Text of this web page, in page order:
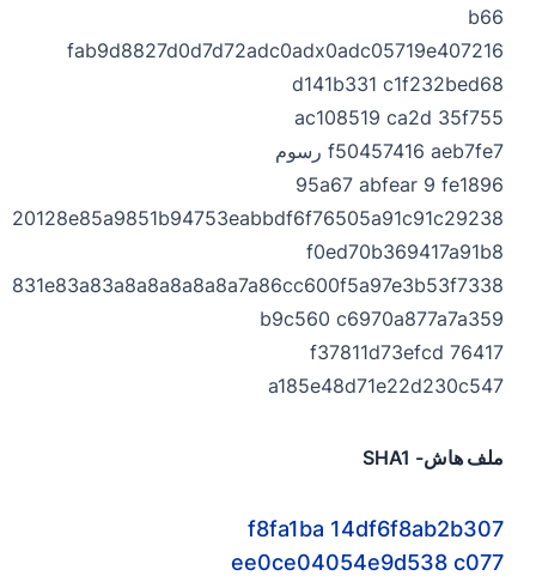
b66
fab9d8827d0d7d72adc0adx0adc05719e407216
d141b331 c1f232bed68
ac108519 ca2d 35f755
f50457416 aeb7fe7 رسوم
95a67 abfear 9 fe1896
f0ed70b369417a91b8
b9c560 c6970a877a7a359
f37811d73efcd 76417
a185e48d71e22d230c547
ملف هاش- SHA1
f8fa1ba 14df6f8ab2b307
ee0ce04054e9d538 c077